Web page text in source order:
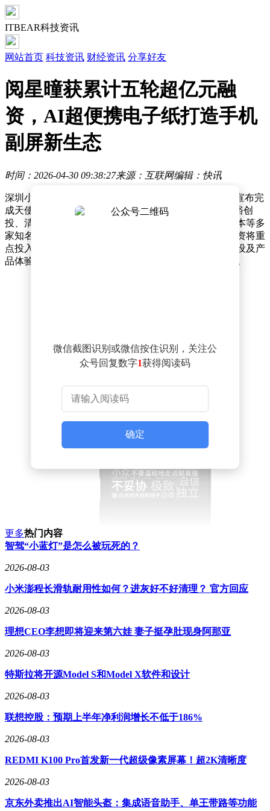
ITBEAR科技资讯
网站首页 科技资讯 财经资讯 分享好友
阅星曈获累计五轮超亿元融
资，AI超便携电子纸打造手机
副屏新生态
时间：2026-04-30 09:38:27来源：互联网编辑：快讯
深圳小虎星曈科技有限公司（以下简称“阅星曈”）近日宣布完
成天使轮至A轮累计五轮超亿元融资，投资阵容涵盖博裕创
投、清流资本、希扬资本、小红书、经纬创投及顺为资本等多
家知名机构，其中多数股东选择持续追加投资。本轮融资将重
点投入生产制造体系升级、海外市场拓展、用户社区建设及产
品体验优化，旨在构建AI时代手机副屏生态的完整闭环。
作为AI超便携电子纸领域的创新品牌，阅星曈通过硬件极简
设计与软件流畅体验的深度融合，推出首款重量仅70克、4.3
画阅读、轻小说浏览及碎片化资讯获取等高频轻量场景，上市
后迅速引爆市场。据公开数据显示，其国内月销量半年内增长
聚集平台形成强自传播效应。
创始人胡宇沸的跨界背景为产品注入独特基因。这位连续创业
小蓝单车，同时拥有饿了么众包事业部及Uber中国区域管理的
复合经验。他提出“Context收集器”战略愿景，计划通过持续积
一理念突破传统手机副屏定位，试图打造个人信息管理的核心
该设备将搭载AI Agent系统，用户翻转手机即可触发个性化信
微信截图识别或微信按住识别，关注公
众号回复数字1获得阅读码
确定
更多热门内容
智驾“小蓝灯”是怎么被玩死的？
2026-08-03
小米澎程长滑轨耐用性如何？进灰好不好清理？ 官方回应
2026-08-03
理想CEO李想即将迎来第六娃 妻子挺孕肚现身阿那亚
2026-08-03
特斯拉将开源Model S和Model X软件和设计
2026-08-03
联想控股：预期上半年净利润增长不低于186%
2026-08-03
REDMI K100 Pro首发新一代超级像素屏幕！超2K清晰度
2026-08-03
京东外卖推出AI智能头盔：集成语音助手、单王带路等功能